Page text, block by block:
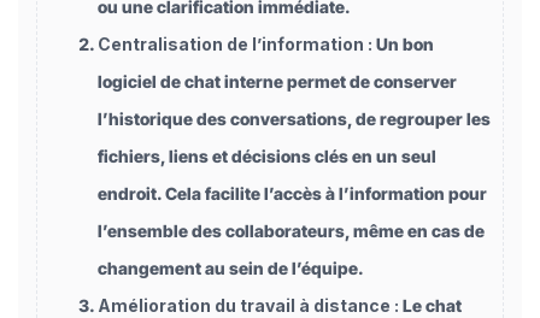
ou une clarification immédiate.
Centralisation de l’information : Un bon
logiciel de chat interne permet de conserver
l’historique des conversations, de regrouper les
fichiers, liens et décisions clés en un seul
endroit. Cela facilite l’accès à l’information pour
l’ensemble des collaborateurs, même en cas de
changement au sein de l’équipe.
Amélioration du travail à distance : Le chat